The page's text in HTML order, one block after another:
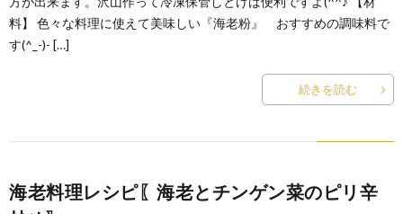
料】 色々な料理に使えて美味しい『海老粉』 おすすめの調味料で
す(^_-)- […]
続きを読む
海老料理レシピ〖海老とチンゲン菜のピリ辛